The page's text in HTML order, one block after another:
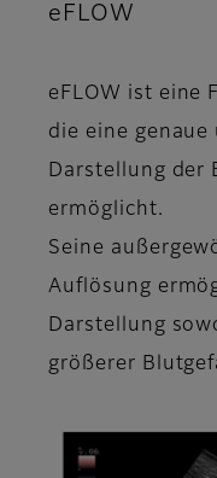
eFLOW
eFLOW ist eine
die eine
Darstellung der
ermöglicht.
Seine
Auflösung
Darstellung
größerer